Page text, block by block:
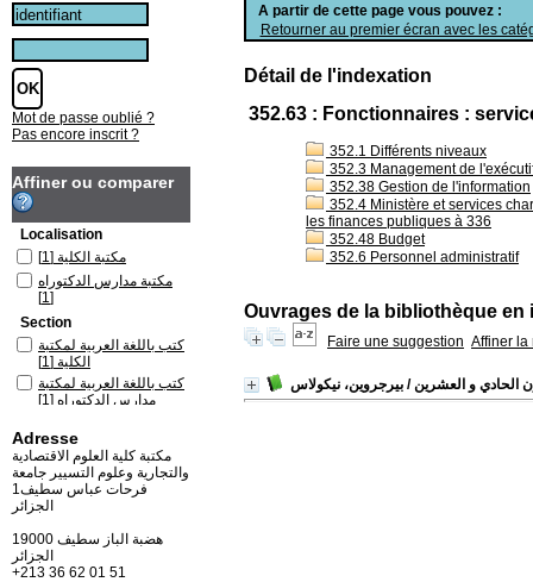
A partir de cette page vous pouvez :
Retourner au premier écran avec les
Détail de l'indexation
352.63 : Fonctionnaires :
352.1 Différents niveaux
352.3 Management de
352.38 Gestion de l'information
352.4 Ministère et services
les finances publiques à 336
352.48 Budget
352.6 Personnel administratif
Ouvrages de la bibliothèque en
Faire une suggestion Affiner la
الحادي و العشرين/ بيرجروين، نيكولاس
Mot de passe oublié ?
Pas encore inscrit ?
Affiner ou comparer
Localisation
مكتبة الكلية [1]
مكتبة مدارس الدكتوراه
[1]
Section
كتب باللغة العربية لمكتبة
الكلية [1]
كتب باللغة العربية لمكتبة
مدارس الدكتوراه [1]
Adresse
مكتبة كلية العلوم الاقتصادية
والتجارية وعلوم التسيير جامعة
فرحات عباس سطيف1
الجزائر
19000 هضبة الباز سطيف
+213 36 62 01 51